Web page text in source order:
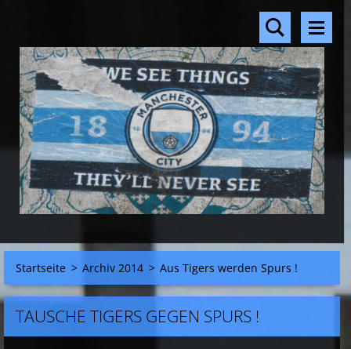
Startseite > Archiv 2014 > Aus Tigers werden Spurs !
TAUSCHE TIGERS GEGEN SPURS !